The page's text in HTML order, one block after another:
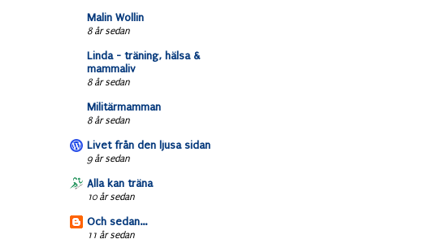
Malin Wollin
8 år sedan
Linda - träning, hälsa &
mammaliv
8 år sedan
Militärmamman
8 år sedan
Livet från den ljusa sidan
9 år sedan
Alla kan träna
10 år sedan
Och sedan...
11 år sedan